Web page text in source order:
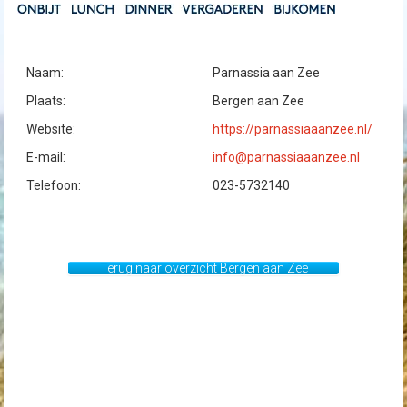
Naam:
Parnassia aan Zee
Plaats:
Bergen aan Zee
Website:
https://parnassiaaanzee.nl/
E-mail:
info@parnassiaaanzee.nl
Telefoon:
023-5732140
Terug naar overzicht Bergen aan Zee